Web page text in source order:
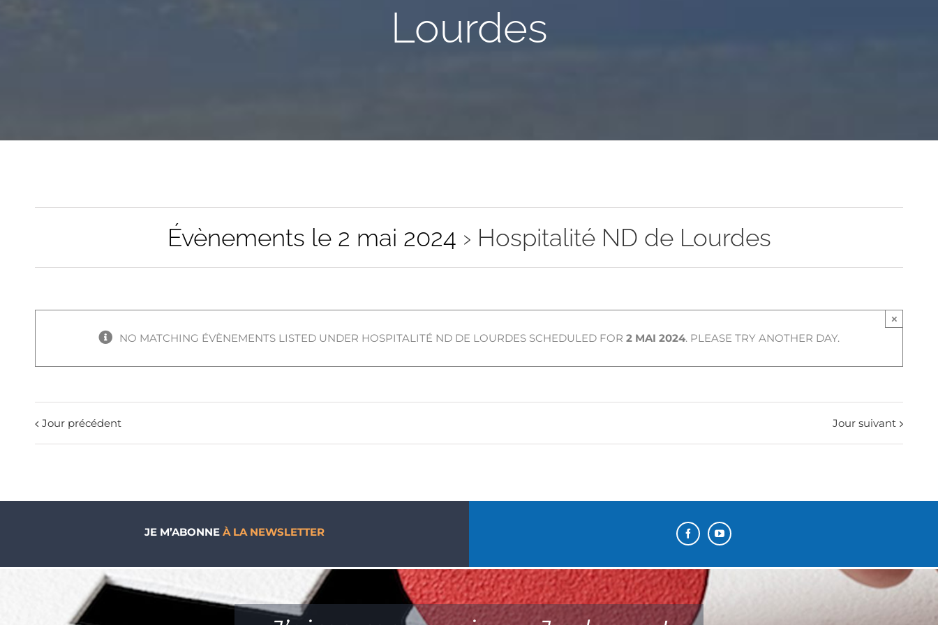
Lourdes
Évènements le 2 mai 2024 › Hospitalité ND de Lourdes
NO MATCHING ÉVÈNEMENTS LISTED UNDER HOSPITALITÉ ND DE LOURDES SCHEDULED FOR 2 MAI 2024. PLEASE TRY ANOTHER DAY.
×
Jour précédent Jour suivant
JE M’ABONNE À LA NEWSLETTER